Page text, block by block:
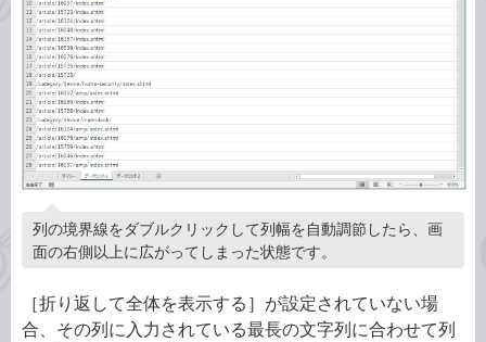
列の境界線をダブルクリックして列幅を自動調節したら、画
面の右側以上に広がってしまった状態です。
［折り返して全体を表示する］が設定されていない場
合、その列に入力されている最長の文字列に合わせて列